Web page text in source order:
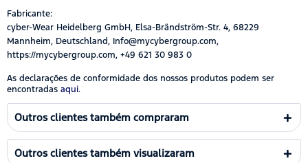
Fabricante:
cyber-Wear Heidelberg GmbH, Elsa-Brändström-Str. 4, 68229
Mannheim, Deutschland, Info@mycybergroup.com,
https://mycybergroup.com, +49 621 30 983 0
As declarações de conformidade dos nossos produtos podem ser
encontradas aqui.
Outros clientes também compraram
Outros clientes também visualizaram